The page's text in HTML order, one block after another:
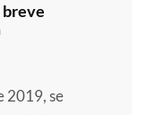
breve
2019, se